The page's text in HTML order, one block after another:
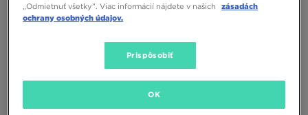
Dostupné Farby
Vybrať veľkosť
„Odmietnuť všetky”. Viac informácií nájdete v našich
zásadách
ochrany osobných údajov.
Prispôsobiť
OK